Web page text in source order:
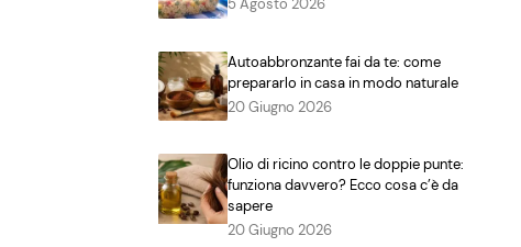
5 Agosto 2026
Autoabbronzante fai da te: come
prepararlo in casa in modo naturale
20 Giugno 2026
Olio di ricino contro le doppie punte:
funziona davvero? Ecco cosa c’è da
sapere
20 Giugno 2026